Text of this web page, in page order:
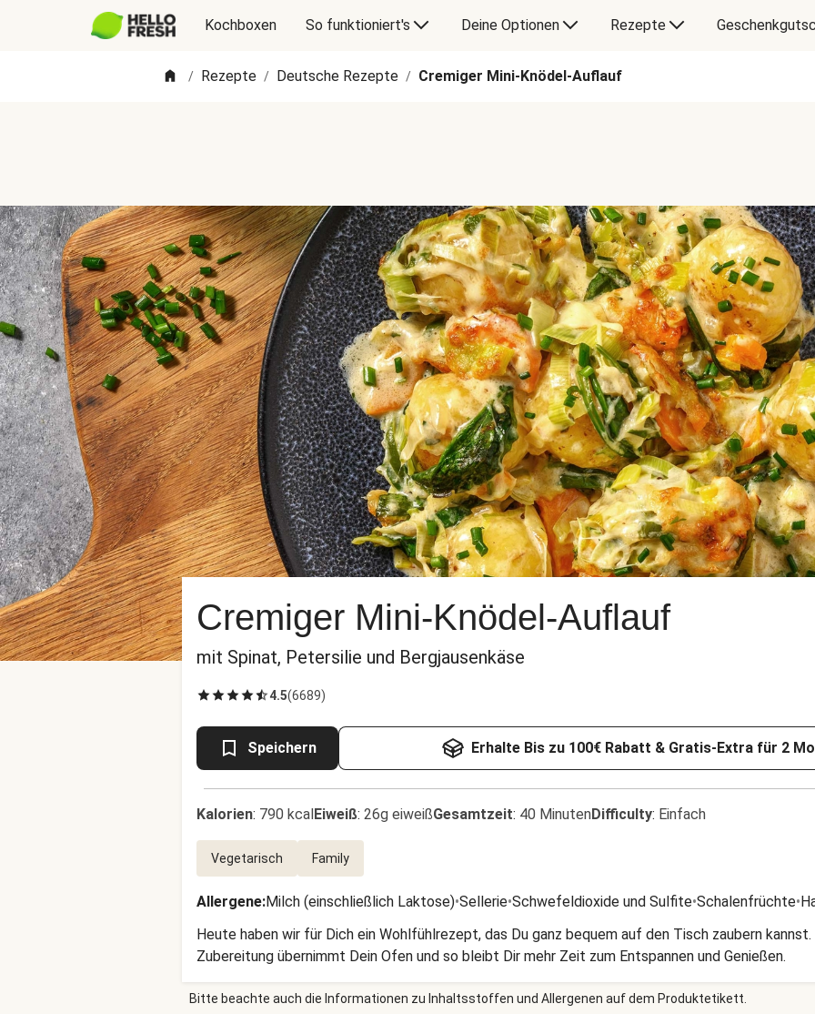
Kochboxen So funktioniert's Deine Optionen Rezepte
/ Rezepte / Deutsche Rezepte / Cremiger Mini-Knödel-Auflauf
Cremiger Mini-Knödel-Auflauf
mit Spinat, Petersilie und Bergjausenkäse
4.5(6689)
Speichern Erhalte Bis zu 100€ Rabatt & Gratis-Extra für 2
Kalorien: 790 kcalEiweiß: 26g eiweißGesamtzeit: 40 MinutenDifficulty: Einfach
Vegetarisch Family
Allergene:Milch (einschließlich Laktose)•Sellerie•Schwefeldioxide und Sulfite•Schalenfrüchte•
Heute haben wir für Dich ein Wohlfühlrezept, das Du ganz bequem auf den Tisch zaubern
Zubereitung übernimmt Dein Ofen und so bleibt Dir mehr Zeit zum Entspannen und Genießen.
Bitte beachte auch die Informationen zu Inhaltsstoffen und Allergenen auf dem Produktetikett.